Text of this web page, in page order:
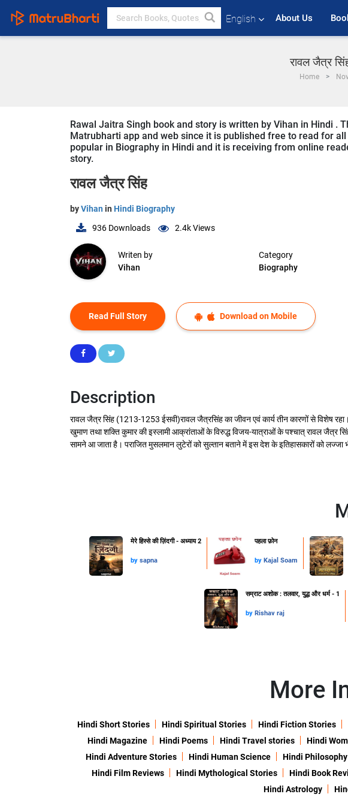
English About Us
रावल जैत्र
Home
Rawal Jaitra Singh book and story is written by Vihan in Hindi .
Matrubharti app and web since it is published free to read for
popular in Biography in Hindi and it is receiving from online
story.
रावल जैत्र सिंह
byVihan in Hindi Biography
936 Downloads 2.4kViews
Writen by
Vihan
Category
Biography
Read Full Story Download on Mobile
Description
रावल जैत्र सिंह (1213-1253 ईसवी)रावल जैत्रसिंह का जीवन एवं कार्य तीन कारणों से विशेष
खुमाण तथा शक्ति कुमार की इस्लामी आक्रांताओं के विरुद्ध विजय-यात्राओं के पश्चात् रावल जैत्र
सामने आ जाता है। पराजित मुसलमान लुटेरों को सुल्तान बताने में इस देश के इतिहासकारों को
मेरे हिस्से की ज़िंदगी - अध्याय 2
by sapna
पहला फ़ोन
by Kajal Soam
सम्राट अशोक : तलवार, युद्ध और धर्म - 1
by Rishav raj
More
Hindi Short Stories Hindi Spiritual Stories Hindi Fiction Stories
Hindi Magazine
Hindi Poems Hindi Travel stories Hindi
Hindi Adventure Stories
Hindi Human Science Hindi Philosophy
Hindi Film Reviews
Hindi Mythological Stories Hindi Book
Hindi Astrology